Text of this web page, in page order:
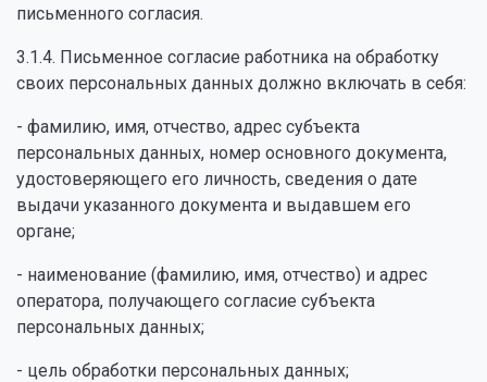
письменного согласия.
3.1.4. Письменное согласие работника на обработку
своих персональных данных должно включать в себя:
- фамилию, имя, отчество, адрес субъекта
персональных данных, номер основного документа,
удостоверяющего его личность, сведения о дате
выдачи указанного документа и выдавшем его
органе;
- наименование (фамилию, имя, отчество) и адрес
оператора, получающего согласие субъекта
персональных данных;
- цель обработки персональных данных;